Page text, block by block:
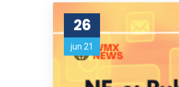
26
jun 21